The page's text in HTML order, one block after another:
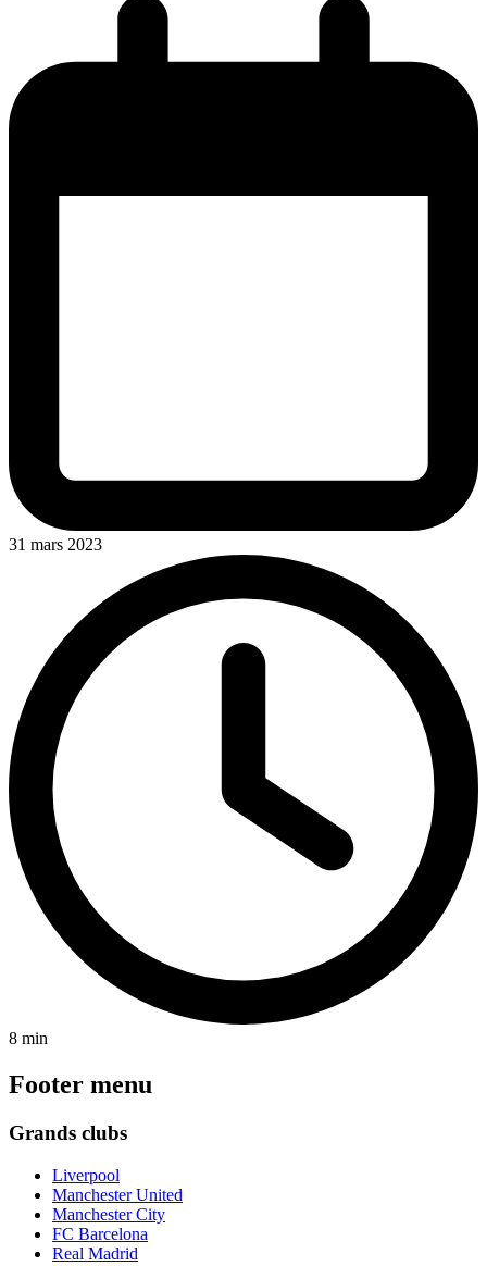
31 mars 2023
8 min
Footer menu
Grands clubs
Liverpool
Manchester United
Manchester City
FC Barcelona
Real Madrid